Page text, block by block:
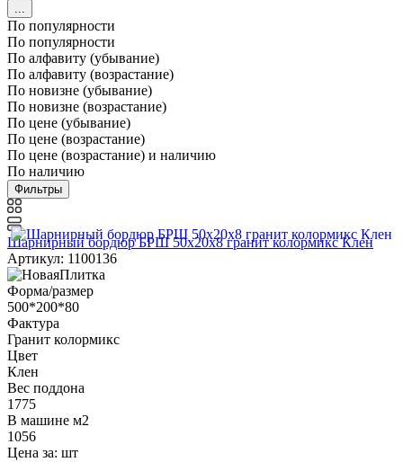
...
По популярности
По популярности
По алфавиту (убывание)
По алфавиту (возрастание)
По новизне (убывание)
По новизне (возрастание)
По цене (убывание)
По цене (возрастание)
По цене (возрастание) и наличию
По наличию
Фильтры
Шарнирный бордюр БРШ 50х20х8 гранит колормикс Клен
Артикул: 1100136
Форма/размер
500*200*80
Фактура
Гранит колормикс
Цвет
Клен
Вес поддона
1775
В машине м2
1056
Цена за: шт